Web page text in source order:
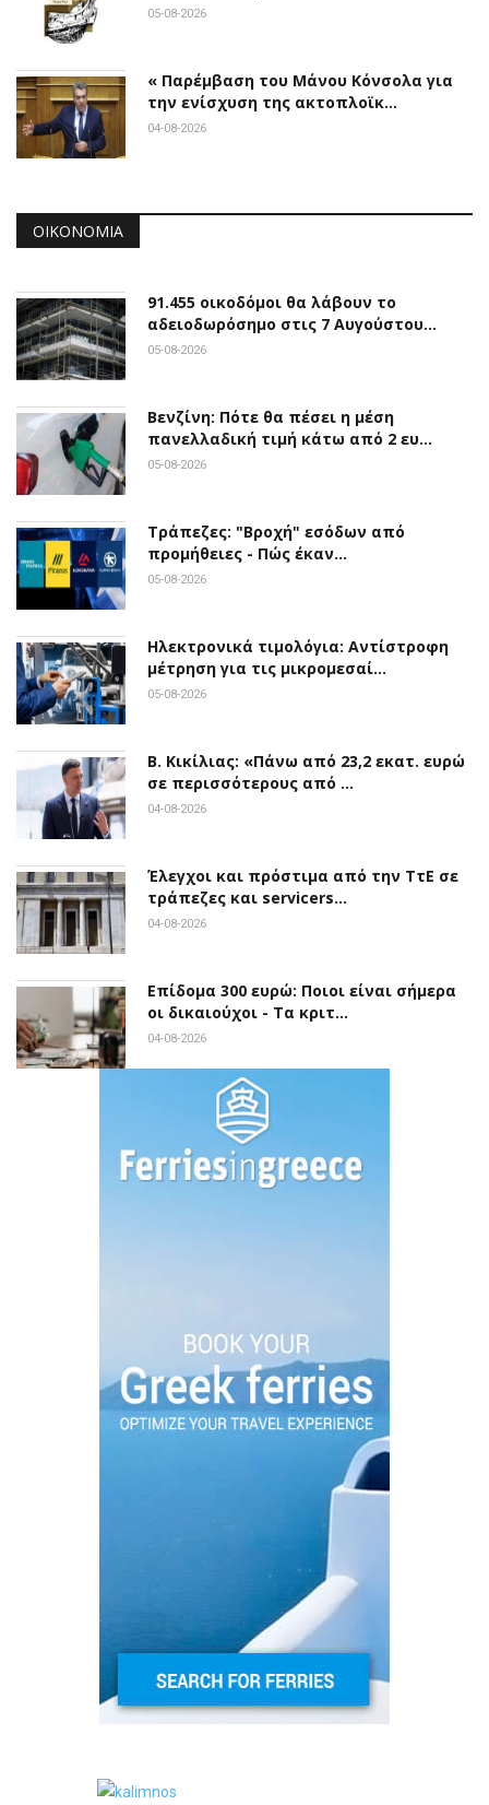
05-08-2026
« Παρέμβαση του Μάνου Κόνσολα για
την ενίσχυση της ακτοπλοϊκ…
04-08-2026
ΟΙΚΟΝΟΜΊΑ
91.455 οικοδόμοι θα λάβουν το
αδειοδωρόσημο στις 7 Αυγούστου…
05-08-2026
Βενζίνη: Πότε θα πέσει η μέση
πανελλαδική τιμή κάτω από 2 ευ…
05-08-2026
Τράπεζες: "Βροχή" εσόδων από
προμήθειες - Πώς έκαν…
05-08-2026
Ηλεκτρονικά τιμολόγια: Αντίστροφη
μέτρηση για τις μικρομεσαί…
05-08-2026
Β. Κικίλιας: «Πάνω από 23,2 εκατ. ευρώ
σε περισσότερους από …
04-08-2026
Έλεγχοι και πρόστιμα από την ΤτΕ σε
τράπεζες και servicers…
04-08-2026
Επίδομα 300 ευρώ: Ποιοι είναι σήμερα
οι δικαιούχοι - Τα κριτ…
04-08-2026